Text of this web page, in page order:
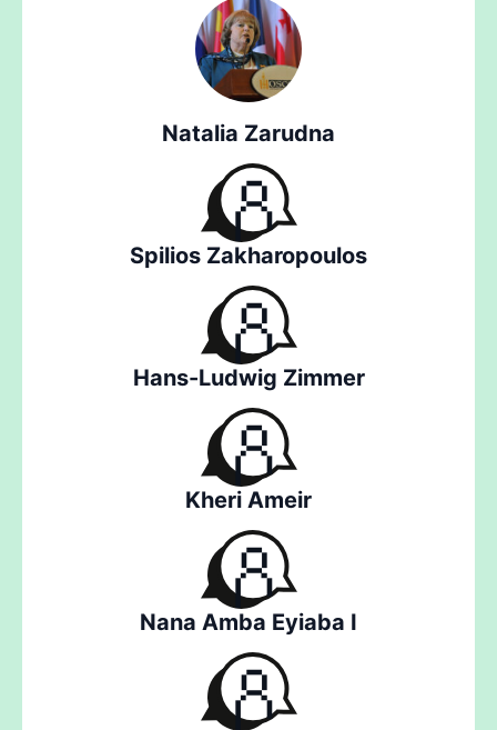
Natalia Zarudna
Spilios Zakharopoulos
Hans-Ludwig Zimmer
Kheri Ameir
Nana Amba Eyiaba I